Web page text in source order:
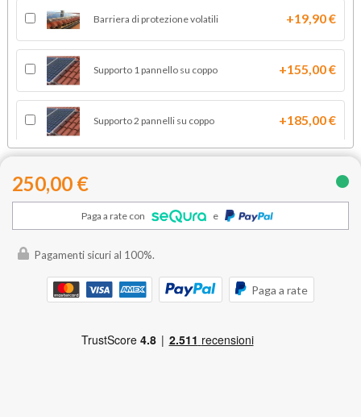
Barriera di protezione volatili +19,90 €
Supporto 1 pannello su coppo +155,00 €
Supporto 2 pannelli su coppo +185,00 €
Supporto 5 pannelli su coppo
250,00 €
Paga a rate con e
Pagamenti sicuri al 100%.
Paga a rate